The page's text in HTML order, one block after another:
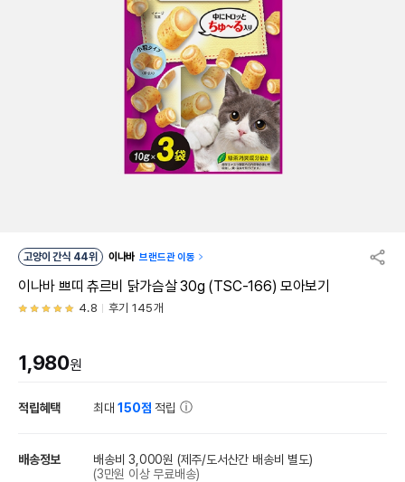
고양이 간식 44위 이나바 브랜드관 이동
이나바 쁘띠 츄르비 닭가슴살 30g (TSC-166) 모아보기
4.8 후기 145개
1,980원
적립혜택 최대150점 적립
배송정보 배송비 3,000원 (제주/도서산간 배송비 별도)
(3만원 이상 무료배송)